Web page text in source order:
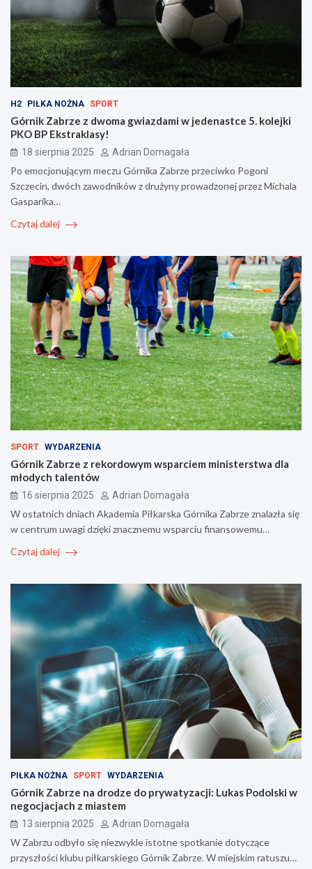
H2 PIŁKA NOŻNA SPORT
Górnik Zabrze z dwoma gwiazdami w jedenastce 5. kolejki
PKO BP Ekstraklasy!
18 sierpnia 2025 Adrian Domagała
Po emocjonującym meczu Górnika Zabrze przeciwko Pogoni
Szczecin, dwóch zawodników z drużyny prowadzonej przez Michala
Gasparika…
Czytaj dalej
SPORT WYDARZENIA
Górnik Zabrze z rekordowym wsparciem ministerstwa dla
młodych talentów
16 sierpnia 2025 Adrian Domagała
W ostatnich dniach Akademia Piłkarska Górnika Zabrze znalazła się
w centrum uwagi dzięki znacznemu wsparciu finansowemu…
Czytaj dalej
PIŁKA NOŻNA SPORT WYDARZENIA
Górnik Zabrze na drodze do prywatyzacji: Lukas Podolski w
negocjacjach z miastem
13 sierpnia 2025 Adrian Domagała
W Zabrzu odbyło się niezwykle istotne spotkanie dotyczące
przyszłości klubu piłkarskiego Górnik Zabrze. W miejskim ratuszu…